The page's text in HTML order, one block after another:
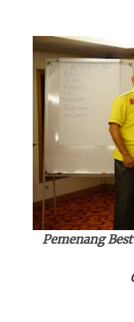
Pemenang